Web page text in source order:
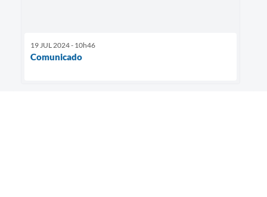
19 JUL 2024 - 10h46
Comunicado